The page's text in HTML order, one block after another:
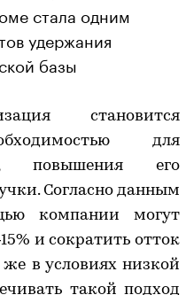
стала одним
удержания
базы
становится
для
повышения его
Согласно данным
компании могут
и сократить отток
в условиях низкой
такой подход